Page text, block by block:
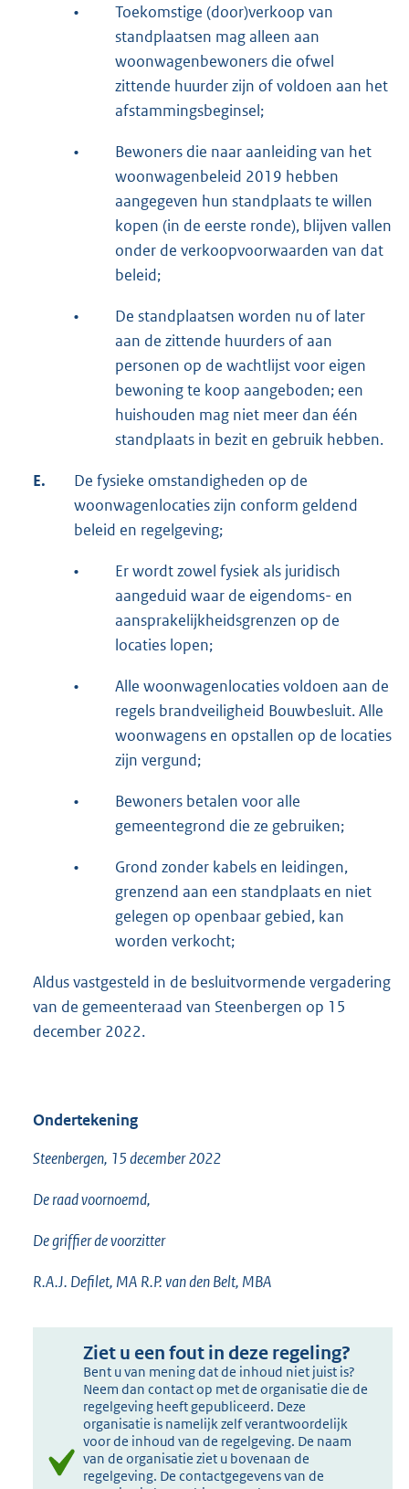
•
Toekomstige (door)verkoop van
standplaatsen mag alleen aan
woonwagenbewoners die ofwel
zittende huurder zijn of voldoen aan het
afstammingsbeginsel;
•
Bewoners die naar aanleiding van het
woonwagenbeleid 2019 hebben
aangegeven hun standplaats te willen
kopen (in de eerste ronde), blijven vallen
onder de verkoopvoorwaarden van dat
beleid;
•
De standplaatsen worden nu of later
aan de zittende huurders of aan
personen op de wachtlijst voor eigen
bewoning te koop aangeboden; een
huishouden mag niet meer dan één
standplaats in bezit en gebruik hebben.
E.
De fysieke omstandigheden op de
woonwagenlocaties zijn conform geldend
beleid en regelgeving;
•
Er wordt zowel fysiek als juridisch
aangeduid waar de eigendoms- en
aansprakelijkheidsgrenzen op de
locaties lopen;
•
Alle woonwagenlocaties voldoen aan de
regels brandveiligheid Bouwbesluit. Alle
woonwagens en opstallen op de locaties
zijn vergund;
•
Bewoners betalen voor alle
gemeentegrond die ze gebruiken;
•
Grond zonder kabels en leidingen,
grenzend aan een standplaats en niet
gelegen op openbaar gebied, kan
worden verkocht;
Aldus vastgesteld in de besluitvormende vergadering
van de gemeenteraad van Steenbergen op 15
december 2022.
Ondertekening
Steenbergen, 15 december 2022
De raad voornoemd,
De griffier de voorzitter
R.A.J. Defilet, MA R.P. van den Belt, MBA
Ziet u een fout in deze regeling?
Bent u van mening dat de inhoud niet juist is?
Neem dan contact op met de organisatie die de
regelgeving heeft gepubliceerd. Deze
organisatie is namelijk zelf verantwoordelijk
voor de inhoud van de regelgeving. De naam
van de organisatie ziet u bovenaan de
regelgeving. De contactgegevens van de